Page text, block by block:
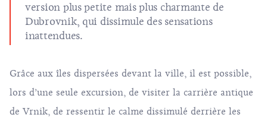
version plus petite mais plus charmante de
Dubrovnik, qui dissimule des sensations
inattendues.
Grâce aux îles dispersées devant la ville, il est possible,
lors d’une seule excursion, de visiter la carrière antique
de Vrnik, de ressentir le calme dissimulé derrière les